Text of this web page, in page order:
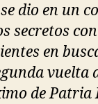
dio en un
secretos
en
vuelta
de Patria